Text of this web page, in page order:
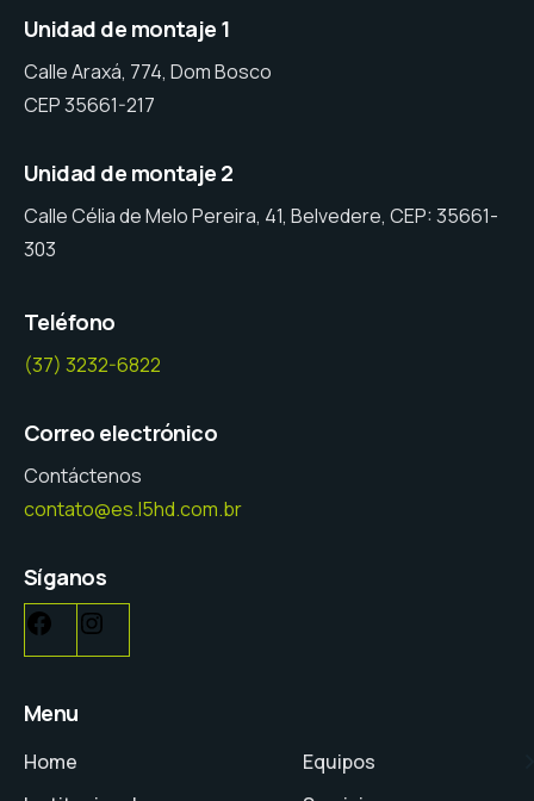
Unidad de montaje 1
Calle Araxá, 774, Dom Bosco
CEP 35661-217
Unidad de montaje 2
Calle Célia de Melo Pereira, 41, Belvedere, CEP: 35661-
303
Teléfono
(37) 3232-6822
Correo electrónico
Contáctenos
contato@es.l5hd.com.br
Síganos
Menu
Home
Equipos